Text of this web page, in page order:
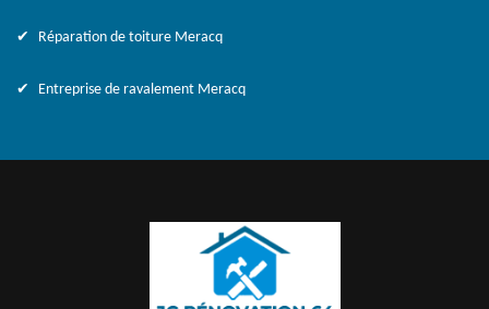
Réparation de toiture Meracq
Entreprise de ravalement Meracq